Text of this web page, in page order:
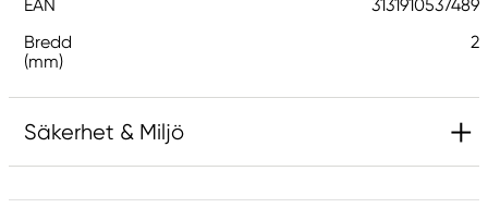
EAN
3131910537489
Bredd
(mm)
2
Säkerhet & Miljö
Ansvarig EU